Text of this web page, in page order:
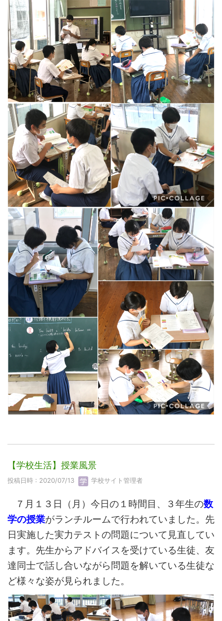
【学校生活】授業風景
投稿日時 : 2020/07/13 学校サイト管理者
７月１３日（月）今日の１時間目、３年生の数
学の授業がランチルームで行われていました。先
日実施した実力テストの問題について見直してい
ます。先生からアドバイスを受けている生徒、友
達同士で話し合いながら問題を解いている生徒な
ど様々な姿が見られました。